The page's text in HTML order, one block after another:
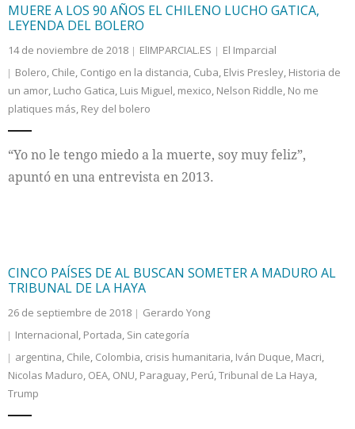
MUERE A LOS 90 AÑOS EL CHILENO LUCHO GATICA,
LEYENDA DEL BOLERO
14 de noviembre de 2018 ElIMPARCIAL.ES
El Imparcial
Bolero, Chile, Contigo en la distancia, Cuba, Elvis Presley, Historia de
un amor, Lucho Gatica, Luis Miguel, mexico, Nelson Riddle, No me
platiques más, Rey del bolero
“Yo no le tengo miedo a la muerte, soy muy feliz”,
apuntó en una entrevista en 2013.
CINCO PAÍSES DE AL BUSCAN SOMETER A MADURO AL
TRIBUNAL DE LA HAYA
26 de septiembre de 2018
Gerardo Yong
Internacional, Portada, Sin categoría
argentina, Chile, Colombia, crisis humanitaria, Iván Duque, Macri,
Nicolas Maduro, OEA, ONU, Paraguay, Perú,Tribunal de La Haya,
Trump